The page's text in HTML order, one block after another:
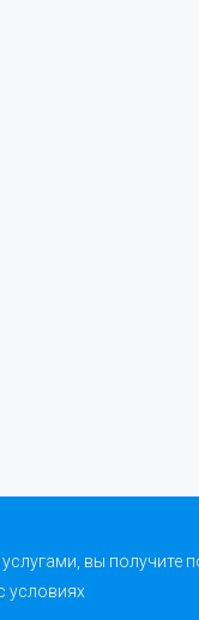
вы
условиях